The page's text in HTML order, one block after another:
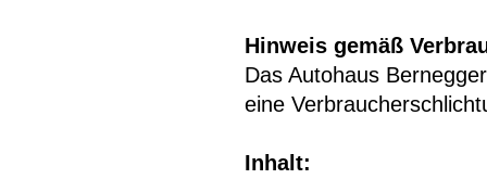
Hinweis gemäß
Das Autohaus
eine
Inhalt: